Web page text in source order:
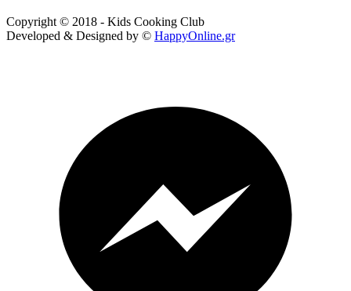
Copyright © 2018 - Kids Cooking Club
Developed & Designed by © HappyOnline.gr